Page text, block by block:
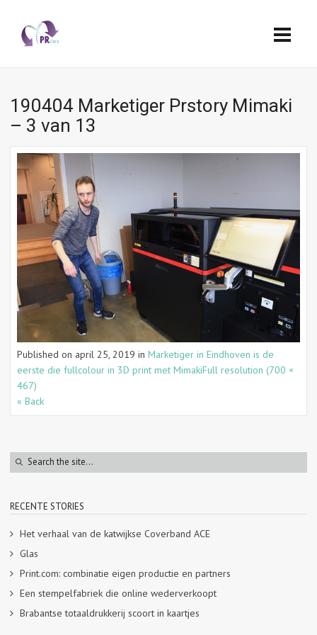
190404 Marketiger Prstory Mimaki
– 3 van 13
Published on april 25, 2019 in Marketiger in Eindhoven is de
eerste die fullcolour in 3D print met MimakiFull resolution (700 ×
467)
« Back
RECENTE STORIES
Het verhaal van de katwijkse Coverband ACE
Glas
Print.com: combinatie eigen productie en partners
Een stempelfabriek die online wederverkoopt
Brabantse totaaldrukkerij scoort in kaartjes